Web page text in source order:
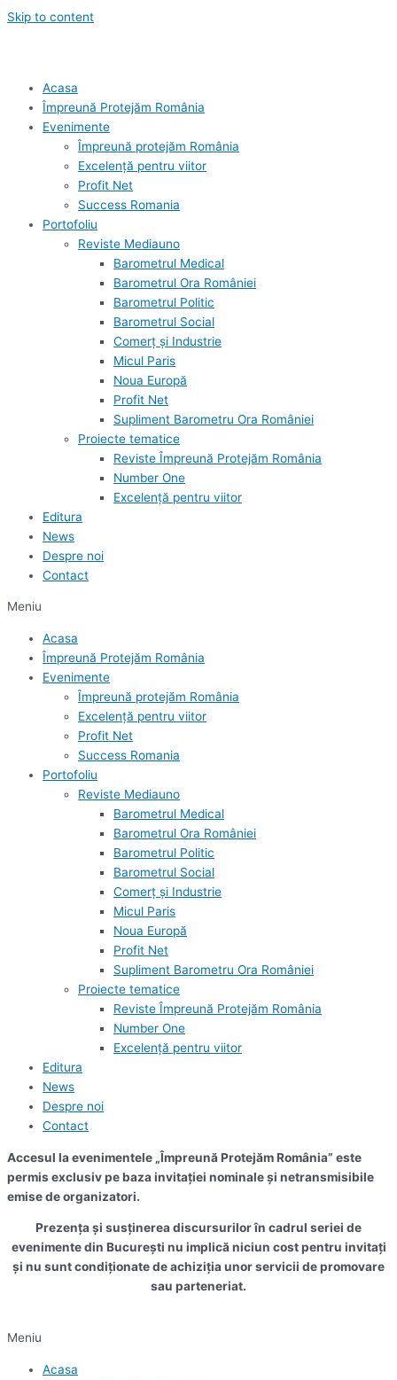
Skip to content
Acasa
Împreună Protejăm România
Evenimente
Împreună protejăm România
Excelență pentru viitor
Profit Net
Success Romania
Portofoliu
Reviste Mediauno
Barometrul Medical
Barometrul Ora României
Barometrul Politic
Barometrul Social
Comerț și Industrie
Micul Paris
Noua Europă
Profit Net
Supliment Barometru Ora României
Proiecte tematice
Reviste Împreună Protejăm România
Number One
Excelență pentru viitor
Editura
News
Despre noi
Contact
Meniu
Acasa
Împreună Protejăm România
Evenimente
Împreună protejăm România
Excelență pentru viitor
Profit Net
Success Romania
Portofoliu
Reviste Mediauno
Barometrul Medical
Barometrul Ora României
Barometrul Politic
Barometrul Social
Comerț și Industrie
Micul Paris
Noua Europă
Profit Net
Supliment Barometru Ora României
Proiecte tematice
Reviste Împreună Protejăm România
Number One
Excelență pentru viitor
Editura
News
Despre noi
Contact
Accesul la evenimentele „Împreună Protejăm România” este
permis exclusiv pe baza invitației nominale și netransmisibile
emise de organizatori.
Prezența și susținerea discursurilor în cadrul seriei de
evenimente din București nu implică niciun cost pentru invitați
și nu sunt condiționate de achiziția unor servicii de promovare
sau parteneriat.
Meniu
Acasa